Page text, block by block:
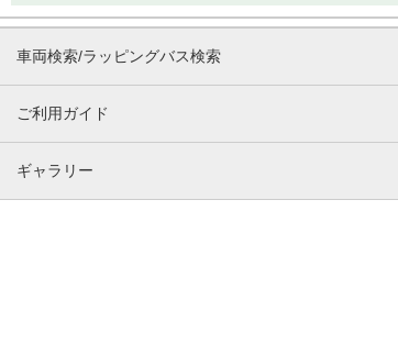
車両検索/ラッピングバス検索
ご利用ガイド
ギャラリー